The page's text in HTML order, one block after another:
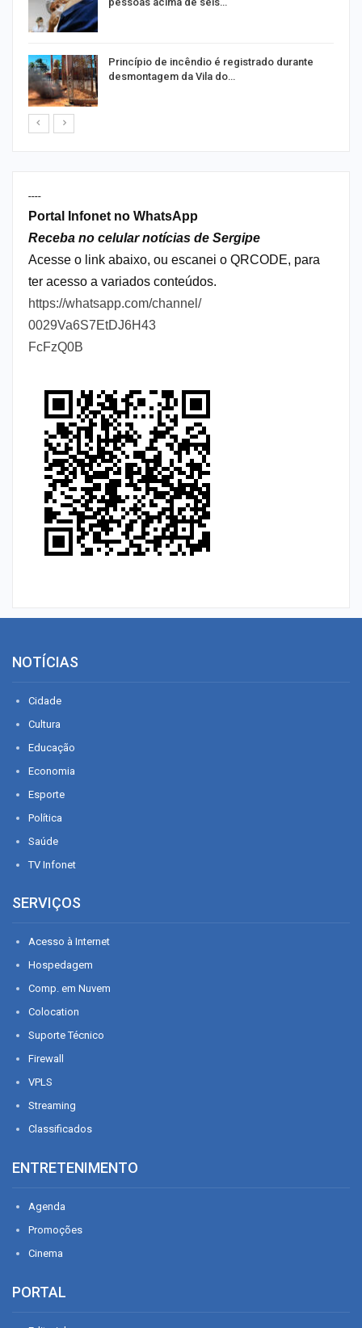
Princípio de incêndio é registrado durante
desmontagem da Vila do…
----
Portal Infonet no WhatsApp
Receba no celular notícias de Sergipe
Acesse o link abaixo, ou escanei o QRCODE, para
ter acesso a variados conteúdos.
https://whatsapp.com/channel/
0029Va6S7EtDJ6H43
FcFzQ0B
NOTÍCIAS
Cidade
Cultura
Educação
Economia
Esporte
Política
Saúde
TV Infonet
SERVIÇOS
Acesso à Internet
Hospedagem
Comp. em Nuvem
Colocation
Suporte Técnico
Firewall
VPLS
Streaming
Classificados
ENTRETENIMENTO
Agenda
Promoções
Cinema
PORTAL